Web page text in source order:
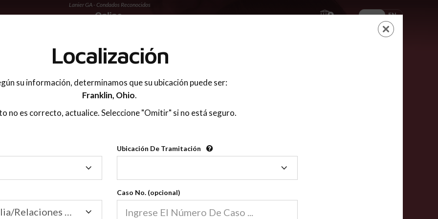
Lanier GA - Condados Reconocidos
ES EN
LOGIN
Condados Reconocidos
2600
Condados
Nuestras clases de crianza compartida en línea están acreditadas en más de
2600 condados.
Las clases para padres en línea cumplen la mayoría de las normas nacionales
Localización
su información, determinamos que su ubicación puede ser:
Franklin, Ohio.
no es correcto, actualice. Seleccione "Omitir" si no está seguro.
Ubicación De Tramitación
Tramitación
Tribunal de Familia/Relaciones Domésticas
Caso No. (opcional)